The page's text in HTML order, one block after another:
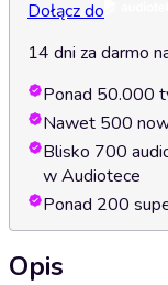
Dołącz do
14 dni za darmo
Ponad 50.000
Nawet 500
Blisko 700
w Audiotece
Ponad 200
Opis